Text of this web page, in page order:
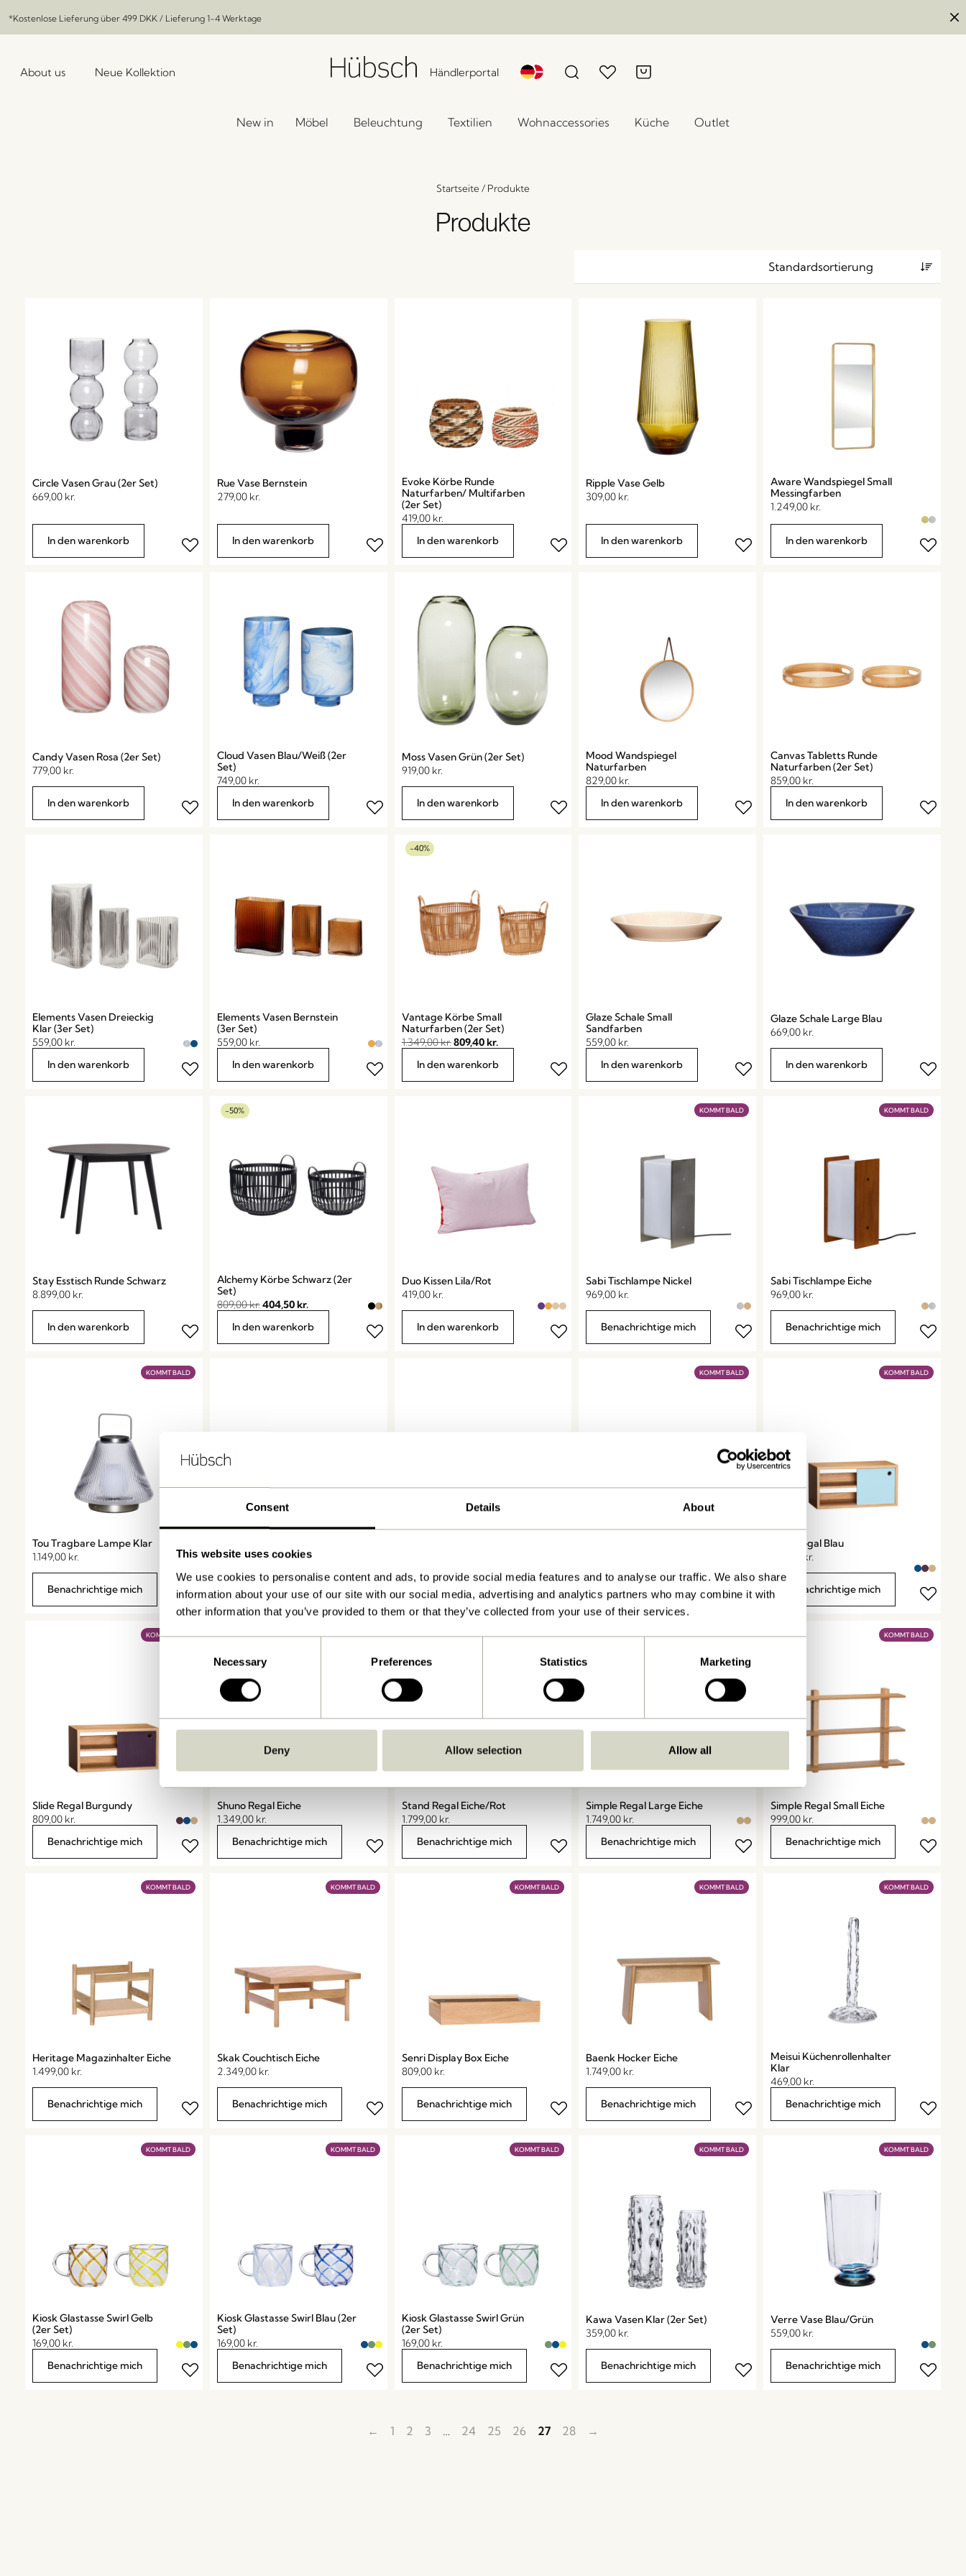
Consent Details About
This website uses cookies
We use cookies to personalise content and ads, to provide social media features and to analyse our traffic. We also share
information about your use of our site with our social media, advertising and analytics partners who may combine it with
other information that you’ve provided to them or that they’ve collected from your use of their services.
Consent
Necessary Preferences Statistics Marketing
Deny Allow selection Allow all
*Kostenlose Lieferung über 499 DKK / Lieferung 1-4 Werktage
About us Neue Kollektion Händlerportal
New in Möbel Beleuchtung Textilien Wohnaccessories Küche Outlet
Startseite/ Produkte
Produkte
Circle Vasen Grau (2er Set)
669,00 kr.
In den warenkorb
Rue Vase Bernstein
279,00 kr.
In den warenkorb
Evoke Körbe Runde
Naturfarben/ Multifarben
(2er Set)
419,00 kr.
In den warenkorb
Ripple Vase Gelb
309,00 kr.
In den warenkorb
Aware Wandspiegel Small
Messingfarben
1.249,00 kr.
In den warenkorb
Candy Vasen Rosa (2er Set)
779,00 kr.
In den warenkorb
Cloud Vasen Blau/Weiß (2er
Set)
749,00 kr.
In den warenkorb
Moss Vasen Grün (2er Set)
919,00 kr.
In den warenkorb
Mood Wandspiegel
Naturfarben
829,00 kr.
In den warenkorb
Canvas Tabletts Runde
Naturfarben (2er Set)
859,00 kr.
In den warenkorb
Elements Vasen Dreieckig
Klar (3er Set)
559,00 kr.
In den warenkorb
Elements Vasen Bernstein
(3er Set)
559,00 kr.
In den warenkorb
-40%
Vantage Körbe Small
Naturfarben (2er Set)
1.349,00kr.809,40kr.
In den warenkorb
Glaze Schale Small
Sandfarben
559,00 kr.
In den warenkorb
Glaze Schale Large Blau
669,00 kr.
In den warenkorb
Stay Esstisch Runde Schwarz
8.899,00 kr.
In den warenkorb
-50%
Alchemy Körbe Schwarz (2er
Set)
809,00kr.404,50kr.
In den warenkorb
Duo Kissen Lila/Rot
419,00 kr.
In den warenkorb
KOMMT BALD
Sabi Tischlampe Nickel
969,00 kr.
Benachrichtige mich
KOMMT BALD
Sabi Tischlampe Eiche
969,00 kr.
Benachrichtige mich
KOMMT BALD
Tou Tragbare Lampe Klar
1.149,00 kr.
Benachrichtige mich
1.149,00kr.
Benachrichtige mich
Benachrichtige mich
KOMMT BALD
Benachrichtige mich
KOMMT BALD
Slide Regal Blau
kr.
Benachrichtige mich
KOMMT BALD
Slide Regal Burgundy
809,00 kr.
Benachrichtige mich
KOMMT BALD
Shuno Regal Eiche
1.349,00 kr.
Benachrichtige mich
KOMMT BALD
Stand Regal Eiche/Rot
1.799,00 kr.
Benachrichtige mich
KOMMT BALD
Simple Regal Large Eiche
1.749,00 kr.
Benachrichtige mich
KOMMT BALD
Simple Regal Small Eiche
999,00 kr.
Benachrichtige mich
KOMMT BALD
Heritage Magazinhalter Eiche
1.499,00 kr.
Benachrichtige mich
KOMMT BALD
Skak Couchtisch Eiche
2.349,00 kr.
Benachrichtige mich
KOMMT BALD
Senri Display Box Eiche
809,00 kr.
Benachrichtige mich
KOMMT BALD
Baenk Hocker Eiche
1.749,00 kr.
Benachrichtige mich
KOMMT BALD
Meisui Küchenrollenhalter
Klar
469,00 kr.
Benachrichtige mich
KOMMT BALD
Kiosk Glastasse Swirl Gelb
(2er Set)
169,00 kr.
Benachrichtige mich
KOMMT BALD
Kiosk Glastasse Swirl Blau (2er
Set)
169,00 kr.
Benachrichtige mich
KOMMT BALD
Kiosk Glastasse Swirl Grün
(2er Set)
169,00 kr.
Benachrichtige mich
KOMMT BALD
Kawa Vasen Klar (2er Set)
359,00 kr.
Benachrichtige mich
KOMMT BALD
Verre Vase Blau/Grün
559,00 kr.
Benachrichtige mich
← 1 2 3 … 24 25 26 27 28 →